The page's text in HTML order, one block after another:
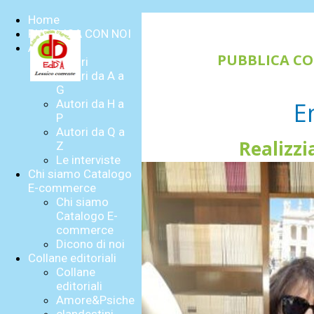
Home
PUBBLICA CON NOI
Autori
Autori
Autori da A a
G
Autori da H a
P
Autori da Q a
Z
Le interviste
Chi siamo Catalogo
E-commerce
Chi siamo
Catalogo E-
commerce
Dicono di noi
Collane editoriali
Collane
editoriali
Amore&Psiche
PUBBLICA